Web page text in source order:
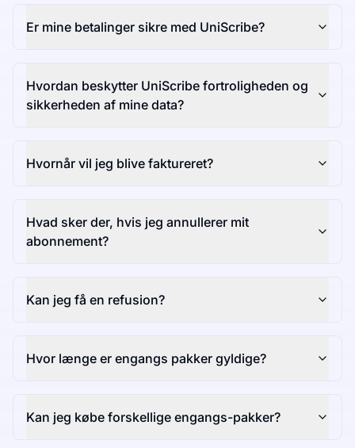
Er mine betalinger sikre med UniScribe?
Hvordan beskytter UniScribe fortroligheden og
sikkerheden af mine data?
Hvornår vil jeg blive faktureret?
Hvad sker der, hvis jeg annullerer mit
abonnement?
Kan jeg få en refusion?
Hvor længe er engangs pakker gyldige?
Kan jeg købe forskellige engangs-pakker?